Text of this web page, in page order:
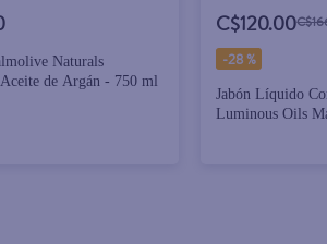
Naturals
de Argán - 750 ml
C$120.00
-28 %
Jabón Líquido
Luminous Oils